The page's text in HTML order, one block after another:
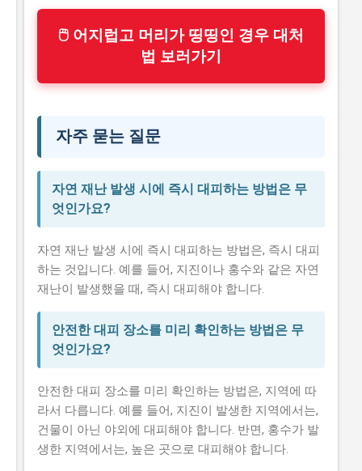
🖱 어지럽고 머리가 띵띵인 경우 대처
법 보러가기
자주 묻는 질문
자연 재난 발생 시에 즉시 대피하는 방법은 무
엇인가요?
자연 재난 발생 시에 즉시 대피하는 방법은, 즉시 대피
하는 것입니다. 예를 들어, 지진이나 홍수와 같은 자연
재난이 발생했을 때, 즉시 대피해야 합니다.
안전한 대피 장소를 미리 확인하는 방법은 무
엇인가요?
안전한 대피 장소를 미리 확인하는 방법은, 지역에 따
라서 다릅니다. 예를 들어, 지진이 발생한 지역에서는,
건물이 아닌 야외에 대피해야 합니다. 반면, 홍수가 발
생한 지역에서는, 높은 곳으로 대피해야 합니다.